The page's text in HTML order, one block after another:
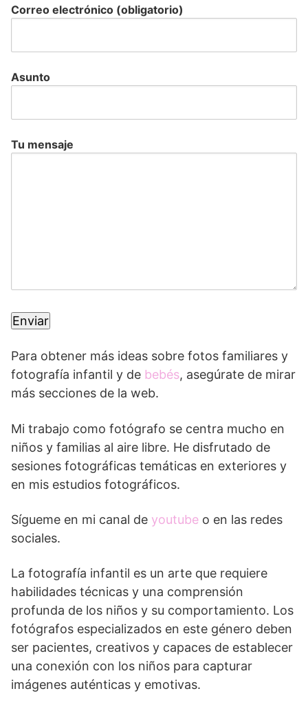
Correo electrónico (obligatorio)
Asunto
Tu mensaje
Para obtener más ideas sobre fotos familiares y
fotografía infantil y de bebés, asegúrate de mirar
más secciones de la web.
Mi trabajo como fotógrafo se centra mucho en
niños y familias al aire libre. He disfrutado de
sesiones fotográficas temáticas en exteriores y
en mis estudios fotográficos.
Sígueme en mi canal de youtube o en las redes
sociales.
La fotografía infantil es un arte que requiere
habilidades técnicas y una comprensión
profunda de los niños y su comportamiento. Los
fotógrafos especializados en este género deben
ser pacientes, creativos y capaces de establecer
una conexión con los niños para capturar
imágenes auténticas y emotivas.